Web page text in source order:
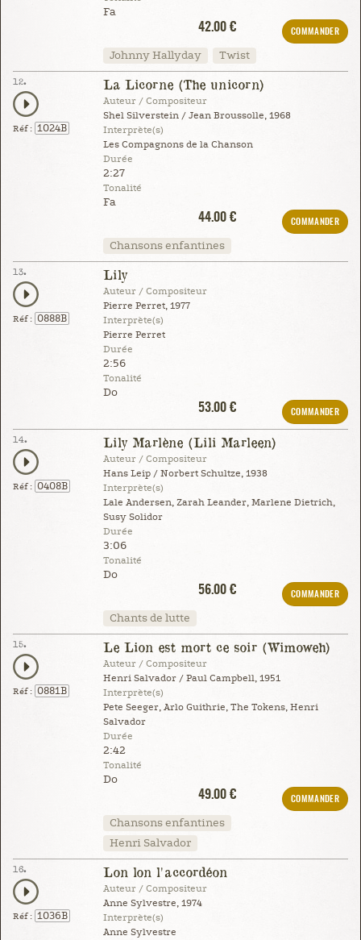
Fa
42.00 €
COMMANDER
Johnny Hallyday Twist
12.
Réf : 1024B
La Licorne (The unicorn)
Auteur / Compositeur
Shel Silverstein / Jean Broussolle, 1968
Interprète(s)
Les Compagnons de la Chanson
Durée
2:27
Tonalité
Fa
44.00 €
COMMANDER
Chansons enfantines
13.
Réf : 0888B
Lily
Auteur / Compositeur
Pierre Perret, 1977
Interprète(s)
Pierre Perret
Durée
2:56
Tonalité
Do
53.00 €
COMMANDER
14.
Réf : 0408B
Lily Marlène (Lili Marleen)
Auteur / Compositeur
Hans Leip / Norbert Schultze, 1938
Interprète(s)
Lale Andersen, Zarah Leander, Marlene Dietrich,
Susy Solidor
Durée
3:06
Tonalité
Do
56.00 €
COMMANDER
Chants de lutte
15.
Réf : 0881B
Le Lion est mort ce soir (Wimoweh)
Auteur / Compositeur
Henri Salvador / Paul Campbell, 1951
Interprète(s)
Pete Seeger, Arlo Guithrie, The Tokens, Henri
Salvador
Durée
2:42
Tonalité
Do
49.00 €
COMMANDER
Chansons enfantines
Henri Salvador
16.
Réf : 1036B
Lon lon l'accordéon
Auteur / Compositeur
Anne Sylvestre, 1974
Interprète(s)
Anne Sylvestre